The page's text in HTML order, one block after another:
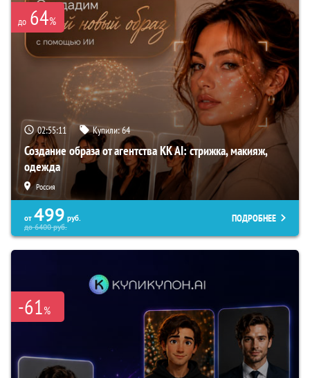
до 64%
02:55:10 Купили:64
Создание образа от агентства KK AI: стрижка, макияж,
одежда
Россия
от 499 руб.
до6400руб.
ПОДРОБНЕЕ
-61%